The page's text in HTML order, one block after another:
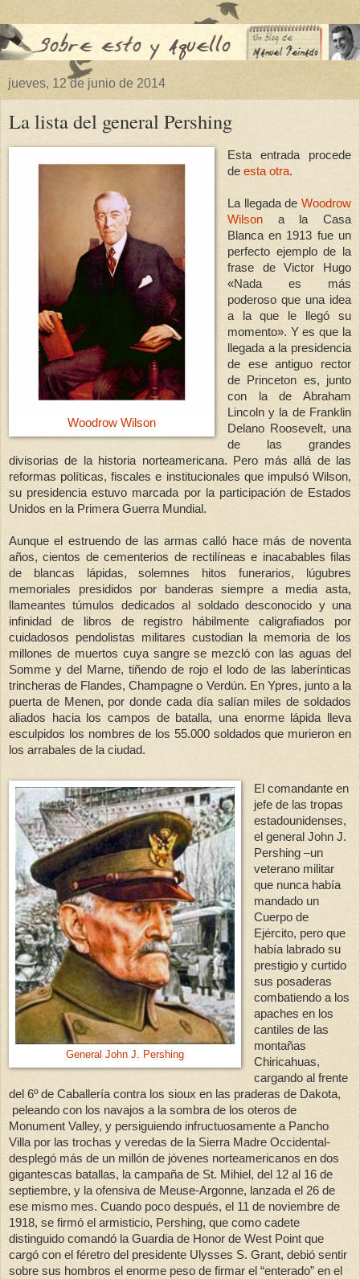
jueves, 12 de junio de 2014
La lista del general Pershing
Woodrow Wilson
Esta entrada procede
de esta otra.
La llegada de Woodrow
Wilsona
la Casa
Blancaen 1913 fue un
perfecto ejemplo de la
frase de Victor Hugo
«Nada es más
poderoso que una idea
a la que le llegó su
momento». Y es que la
llegada a la presidencia
de ese antiguo rector
de Princeton es, junto
con la de Abraham
Lincoln y la de Franklin
Delano Roosevelt, una
de las grandes
divisorias de la historia norteamericana. Pero más allá de las
reformas políticas, fiscales e institucionales que impulsó Wilson,
su presidencia estuvo marcada por la participación de Estados
Unidos en la Primera Guerra Mundial.
Aunque el estruendo de las armas calló hace más de noventa
años, cientos de cementerios de rectilíneas e inacabables filas
de blancas lápidas, solemnes hitos funerarios, lúgubres
memoriales presididos por banderas siempre a media asta,
llameantes túmulos dedicados al soldado desconocido y una
infinidad de libros de registro hábilmente caligrafiados por
cuidadosos pendolistas militares custodian la memoria de los
millones de muertos cuya sangre se mezcló con las aguas del
Somme y del Marne, tiñendo de rojo el lodo de las laberínticas
trincheras de Flandes, Champagne o Verdún. En Ypres, junto a la
puerta de Menen, por donde cada día salían miles de soldados
aliados hacia los campos de batalla, una enorme lápida lleva
esculpidos los nombres de los 55.000 soldados que murieron en
los arrabales de la ciudad.
General John J. Pershing
El comandante en
jefe de las tropas
estadounidenses,
el general John J.
Pershing –un
veterano militar
que nunca había
mandado un
Cuerpo de
Ejército, pero que
había labrado su
prestigio y curtido
sus posaderas
combatiendo a los
apaches en los
cantiles de las
montañas
Chiricahuas,
cargando al frente
del 6º de Caballería contra los sioux en las praderas de Dakota,
peleando con los navajos a la sombra de los oteros de
Monument Valley, y persiguiendo infructuosamente a Pancho
Villa por las trochas y veredas de la Sierra Madre Occidental-
desplegó más de un millón de jóvenes norteamericanos en dos
gigantescas batallas, la campaña de St. Mihiel, del 12 al 16 de
septiembre, y la ofensiva de Meuse-Argonne, lanzada el 26 de
ese mismo mes. Cuando poco después, el 11 de noviembre de
1918, se firmó el armisticio, Pershing, que como cadete
distinguido comandó la Guardia de Honor de West Point que
cargó con el féretro del presidente Ulysses S. Grant, debió sentir
sobre sus hombros el enorme peso de firmar el “enterado” en el